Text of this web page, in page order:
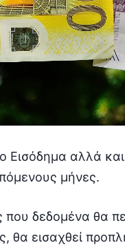
Εισόδημα αλλά
μήνες.
που δεδομένα θα
θα εισαχθεί